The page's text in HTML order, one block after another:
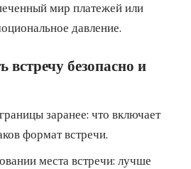
мир платежей или
давление.
встречу безопасно и
заранее: что включает
формат встречи.
места встречи: лучше